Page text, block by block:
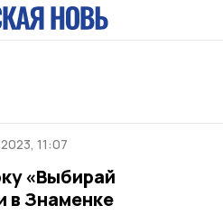
11:07
«Выбирай
в Знаменке